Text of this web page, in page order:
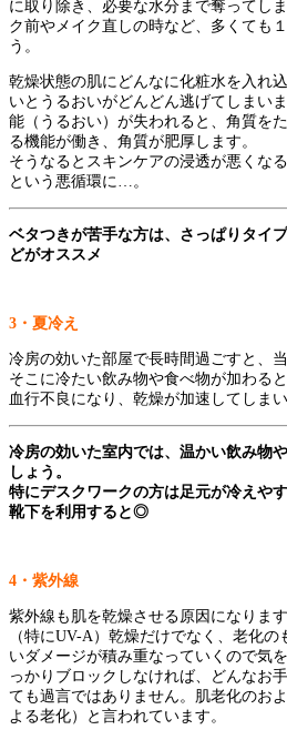
に取り除き、必要な水分まで奪ってし
ク前やメイク直しの時など、多くても
う。
乾燥状態の肌にどんなに化粧水を入れ
いとうるおいがどんどん逃げてしまい
能（うるおい）が失われると、角質を
る機能が働き、角質が肥厚します。
そうなるとスキンケアの浸透が悪くな
という悪循環に…。
ベタつきが苦手な方は、さっぱりタイ
どがオススメ
3 ・夏冷え
冷房の効いた部屋で長時間過ごすと、
そこに冷たい飲み物や食べ物が加わる
血行不良になり、乾燥が加速してしまい
冷房の効いた室内では、温かい飲み物
しょう。
特にデスクワークの方は足元が冷えや
靴下を利用すると◎
4 ・紫外線
紫外線も肌を乾燥させる原因になりま
（特にUV-A）乾燥だけでなく、老化
いダメージが積み重なっていくので気
っかりブロックしなければ、どんなお
ても過言ではありません。肌老化のお
よる老化）と言われています。